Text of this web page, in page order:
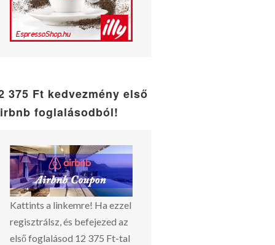
375 Ft kedvezmény első
foglalásodból!
Kattints a linkemre! Ha ezzel
regisztrálsz, és befejezed az
első foglalásod 12 375 Ft-tal